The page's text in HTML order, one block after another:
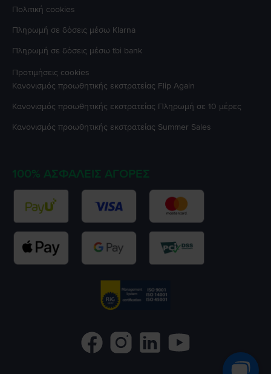
Πολιτική cookies
Πληρωμή σε δόσεις μέσω Klarna
Πληρωμή σε δόσεις μέσω tbi bank
Προτιμήσεις cookies
Κανονισμός προωθητικής εκστρατείας Flip Again
Κανονισμός προωθητικής εκστρατείας Πληρωμή σε 10 μέρες
Κανονισμός προωθητικής εκστρατείας Summer Sales
100% ΑΣΦΑΛΕΊΣ ΑΓΟΡΈΣ